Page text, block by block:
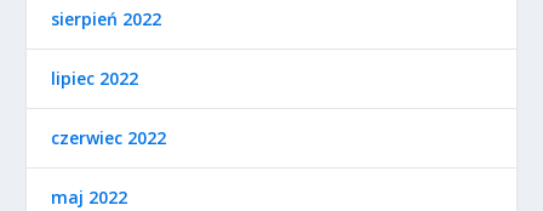
sierpień 2022
lipiec 2022
czerwiec 2022
maj 2022